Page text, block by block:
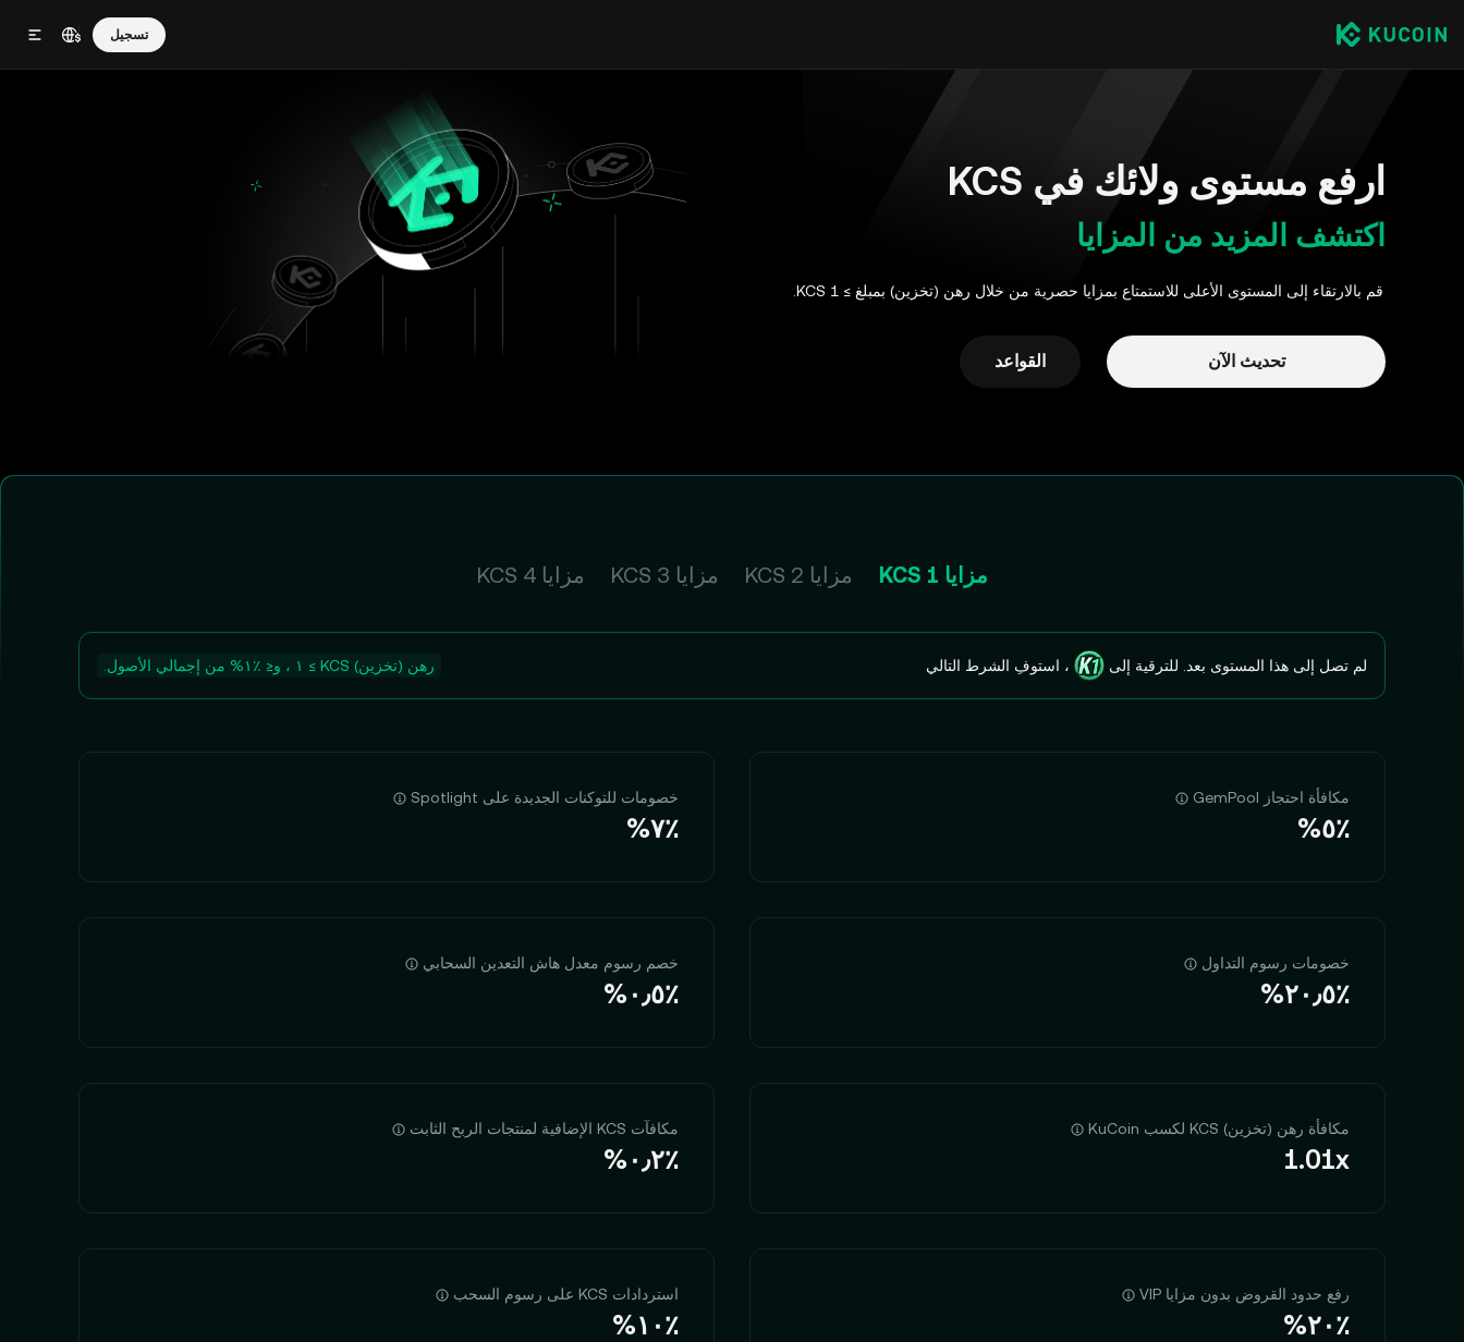
تسجيل
ارفع مستوى ولائك في KCS
اكتشف المزيد من المزايا
قم بالارتقاء إلى المستوى الأعلى للاستمتاع بمزايا حصرية من خلال رهن (تخزين) بمبلغ ≥ 1 KCS.
تحديث الآن القواعد
مزايا 1 KCS مزايا 2 KCS مزايا 3 KCS مزايا 4 KCS
لم تصل إلى هذا المستوى بعد. للترقية إلى ، استوفِ الشرط التالي رهن (تخزين) KCS ≥ ١ ، و≤ ‮‭١٪؜‬%‬ من إجمالي الأصول.
مكافأة احتجاز GemPool
‮‭٥٪؜‬%‬
خصومات للتوكنات الجديدة على Spotlight
‮‭٧٪؜‬%‬
خصومات رسوم التداول
‮‭٢٠٫٥٪؜‬%‬
خصم رسوم معدل هاش التعدين السحابي
‮‭٠٫٥٪؜‬%‬
مكافأة رهن (تخزين) KCS لكسب KuCoin
1.01x
مكافآت KCS الإضافية لمنتجات الربح الثابت
‮‭٠٫٢٪؜‬%‬
رفع حدود القروض بدون مزايا VIP
‮‭٢٠٪؜‬%‬
استردادات KCS على رسوم السحب
‮‭١٠٪؜‬%‬